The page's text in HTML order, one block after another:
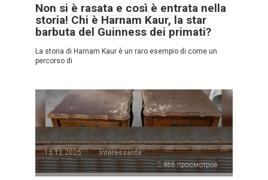
Non si è rasata e così è entrata nella
storia! Chi è Harnam Kaur, la star
barbuta del Guinness dei primati?
La storia di Harnam Kaur è un raro esempio di come un
percorso di
15.12.2025
Interessante
466 просмотров